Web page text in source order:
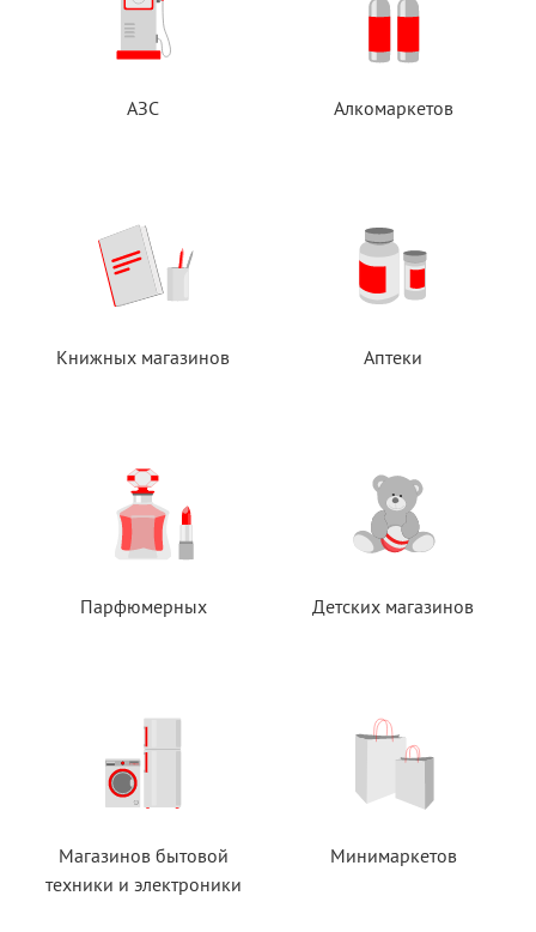
АЗС Алкомаркетов
Книжных магазинов Аптеки
Парфюмерных Детских магазинов
Магазинов бытовой
техники и электроники
Минимаркетов